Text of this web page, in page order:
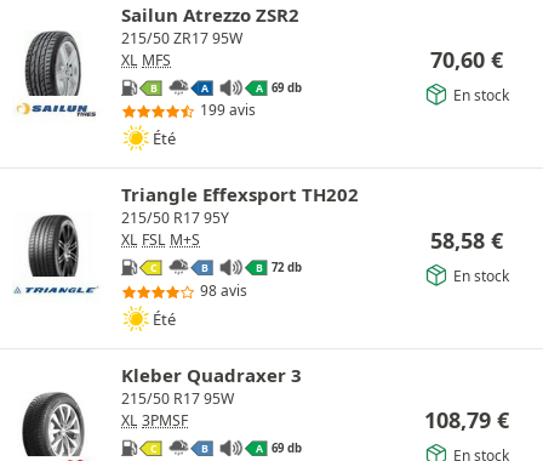
Sailun Atrezzo ZSR2
215/50 ZR17 95W
XL MFS
B A A 69 db
199 avis
Été
70,60 €
En stock
Triangle Effexsport TH202
215/50 R17 95Y
XL FSL M+S
C B B 72 db
98 avis
Été
58,58 €
En stock
Kleber Quadraxer 3
215/50 R17 95W
XL 3PMSF
C B A 69 db
108,79 €
En stock